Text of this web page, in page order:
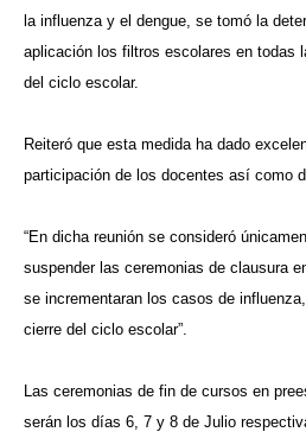
la influenza y el dengue, se tomó la
aplicación los filtros escolares en todas
del ciclo escolar.
Reiteró que esta medida ha dado
participación de los docentes así como
“En dicha reunión se consideró
suspender las ceremonias de clausura
se incrementaran los casos de
cierre del ciclo escolar”.
Las ceremonias de fin de cursos en
serán los días 6, 7 y 8 de Julio